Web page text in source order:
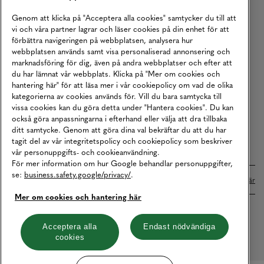
Köpvillkor
Karriär
Vårt Ansvar
Våra Tjänster
Press
Studentrabatt
B2B
Tillgänglighetsredogörelse
Betalningar online sköts i samarbete med Klarna. Läs mer här
Cookies Integritetspolicy
Hantera cookies
Genom att klicka på "Acceptera alla cookies" samtycker du till att
vi och våra partner lagrar och läser cookies på din enhet för att
förbättra navigeringen på webbplatsen, analysera hur
webbplatsen används samt visa personaliserad annonsering och
marknadsföring för dig, även på andra webbplatser och efter att
du har lämnat vår webbplats. Klicka på "Mer om cookies och
hantering här" för att läsa mer i vår cookiepolicy om vad de olika
kategorierna av cookies används för. Vill du bara samtycka till
vissa cookies kan du göra detta under "Hantera cookies". Du kan
också göra anpassningarna i efterhand eller välja att dra tillbaka
ditt samtycke. Genom att göra dina val bekräftar du att du har
tagit del av vår integritetspolicy och cookiepolicy som beskriver
vår personuppgifts- och cookieanvändning.
För mer information om hur Google behandlar personuppgifter,
se: business.safety.google/privacy/.
Mer om cookies och hantering här
Acceptera alla
cookies
Endast nödvändiga